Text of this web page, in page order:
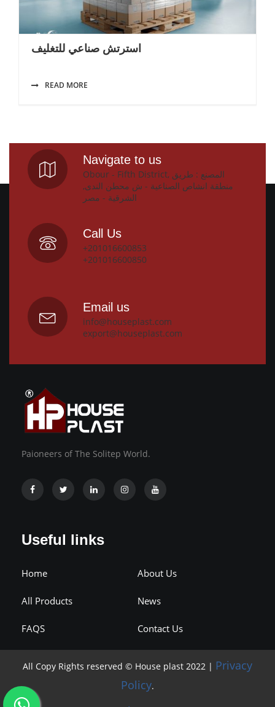
استرتش صناعي للتغليف
READ MORE
Navigate to us
Obour - Fifth District, المصنع : طريق
منطقة انشاص الصناعية - ش محطن الندى,
الشرقية - مصر
Call Us
+201016600853
+201016600850
Email us
info@houseplast.com
export@houseplast.com
Paioneers of The Solitep World.
Useful links
Home About Us
All Products News
FAQS Contact Us
All Copy Rights reserved © House plast 2022 | Privacy
Policy.